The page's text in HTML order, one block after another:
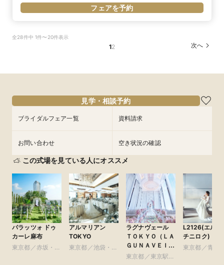
フェアを予約
全28件中 1件〜20件表示
12 次へ
見学・相談予約
ブライダルフェア一覧 資料請求
お問い合わせ 空き状況の確認
この式場を見ている人にオススメ
パラッツォ ドゥ
カーレ麻布
東京都／赤坂・六
アルマリアン
TOKYO
東京都／池袋・練
ラグナヴェール
ＴＯＫＹＯ（ＬＡ
ＧＵＮＡＶＥＩＬ
ＴＯＫＹＯ）
東京都／東京駅・
L2126(エルニ
チニロク)
東京都／青山